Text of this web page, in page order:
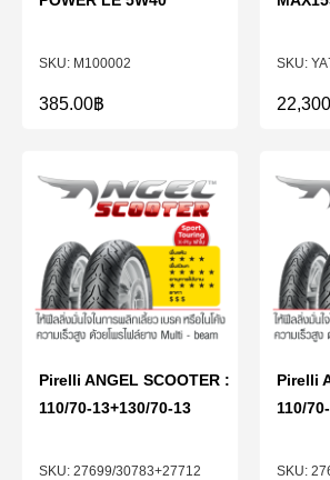
M100002
385.00฿
27699/30783+27712
Pirelli ANGEL SCOOTER :
110/70-13+130/70-13
Pirelli
110/